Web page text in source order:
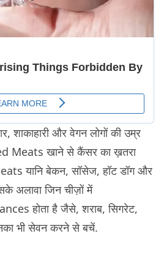
शाकाहारी और वेगन लोगों की उम्र
Meats खाने से कैंसर का ख़तरा
यानि बेकन, सॉसेज, हॉट डॉग और
अलावा जिन चीज़ों में
होता है जैसे, शराब, सिगरेट,
भी सेवन करने से बचें.